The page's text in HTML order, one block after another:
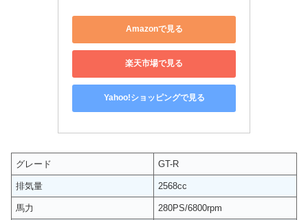
Amazonで見る
楽天市場で見る
Yahoo!ショッピングで見る
グレード GT-R
排気量 2568cc
馬力 280PS/6800rpm